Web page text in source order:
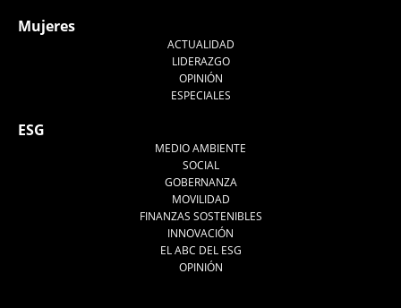
Mujeres
ACTUALIDAD
LIDERAZGO
OPINIÓN
ESPECIALES
ESG
MEDIO AMBIENTE
SOCIAL
GOBERNANZA
MOVILIDAD
FINANZAS SOSTENIBLES
INNOVACIÓN
EL ABC DEL ESG
OPINIÓN